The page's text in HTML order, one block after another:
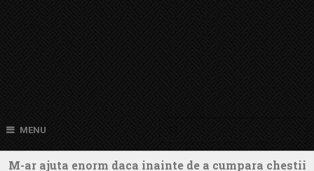
MENU
M-ar ajuta enorm daca inainte de a cumpara chestii